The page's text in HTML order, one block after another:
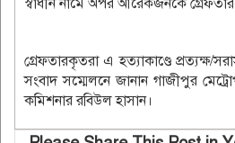
গ্রেফতারকৃতরা এ হত্যাকাণ্ডে প্রত্যক্ষ/
সংবাদ সম্মেলনে জানান গাজীপুর
কমিশনার রবিউল হাসান।